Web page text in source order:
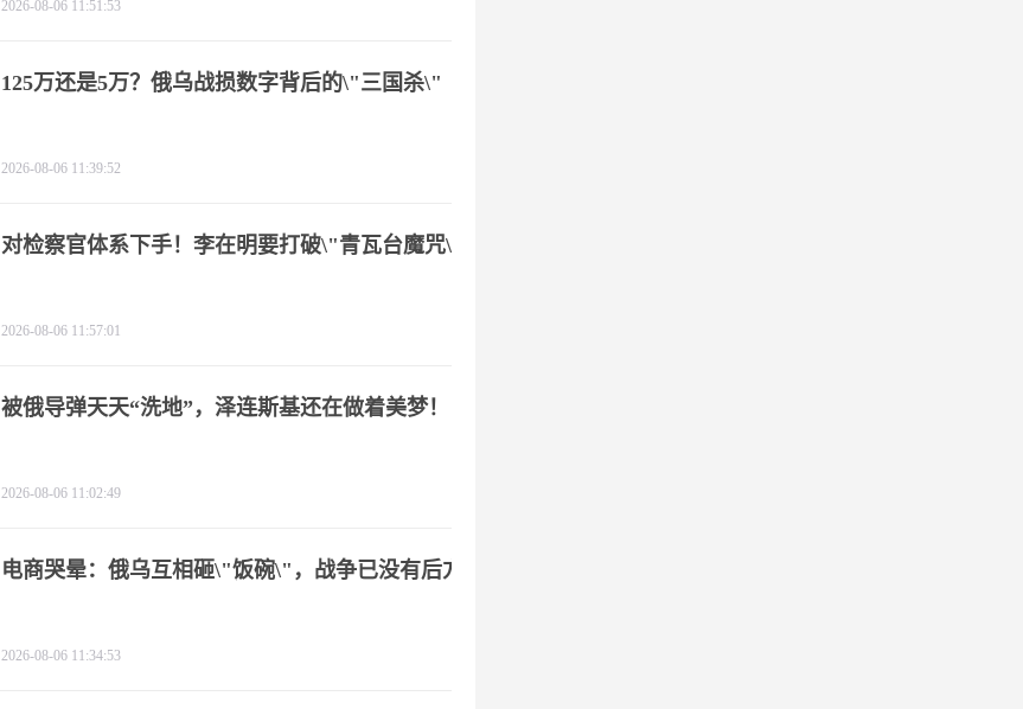
2026-08-06 11:51:53
125万还是5万？俄乌战损数字背后的\"三国杀\"
2026-08-06 11:39:52
对检察官体系下手！李在明要打破\"青瓦台魔咒\"
2026-08-06 11:57:01
被俄导弹天天“洗地”，泽连斯基还在做着美梦！
2026-08-06 11:02:49
电商哭晕：俄乌互相砸\"饭碗\"，战争已没有后方
2026-08-06 11:34:53